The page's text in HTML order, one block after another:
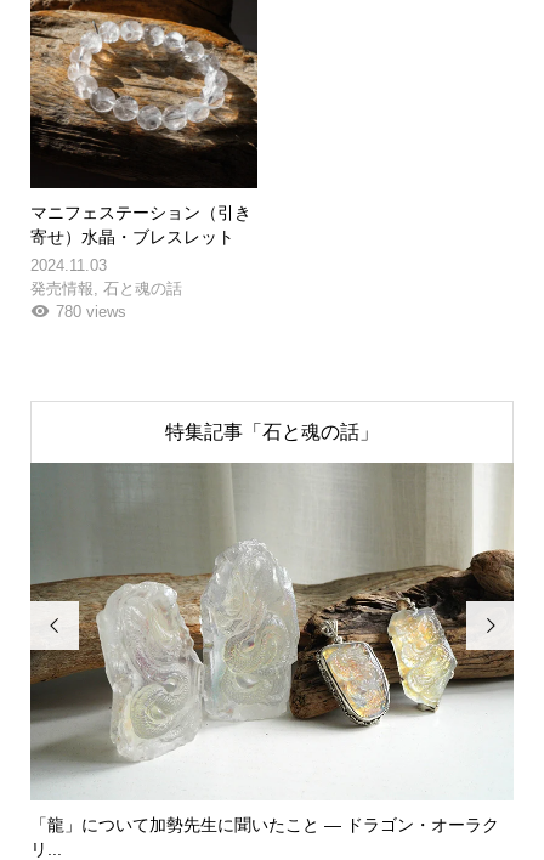
マニフェステーション（引き
寄せ）水晶・ブレスレット
2024.11.03
発売情報, 石と魂の話
780 views
特集記事「石と魂の話」

「龍」について加勢先生に聞いたこと ― ドラゴン・オーラク
リ...
